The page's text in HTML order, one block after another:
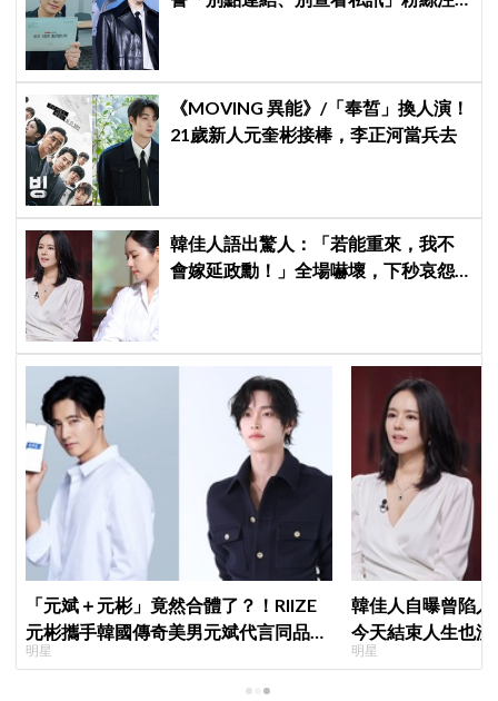
《MOVING 異能》/「奉皙」換人演！
21歲新人元奎彬接棒，李正河當兵去
韓佳人語出驚人：「若能重來，我不
會嫁延政勳！」全場嚇壞，下秒哀怨
「元斌＋元彬」竟然合體了？！RIIZE
元彬攜手韓國傳奇美男元斌代言同品
牌，韓網瘋喊：兩個帥哥來了！
明星
韓佳人自曝曾陷
今天結束人生也
YouTube重拾生
明星